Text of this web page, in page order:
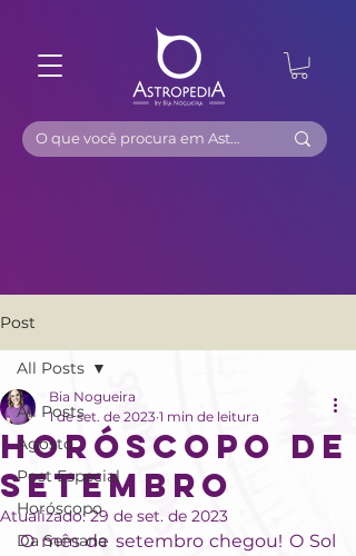
Post
All Posts
Agosto
Post Especial
Horóscopo
Da Semana
All Posts
HORÓSCOPO DE
SETEMBRO
Bia Nogueira
1 de set. de 2023 1 min de leitura
Atualizado:29 de set. de 2023
O mês de setembro chegou! O Sol